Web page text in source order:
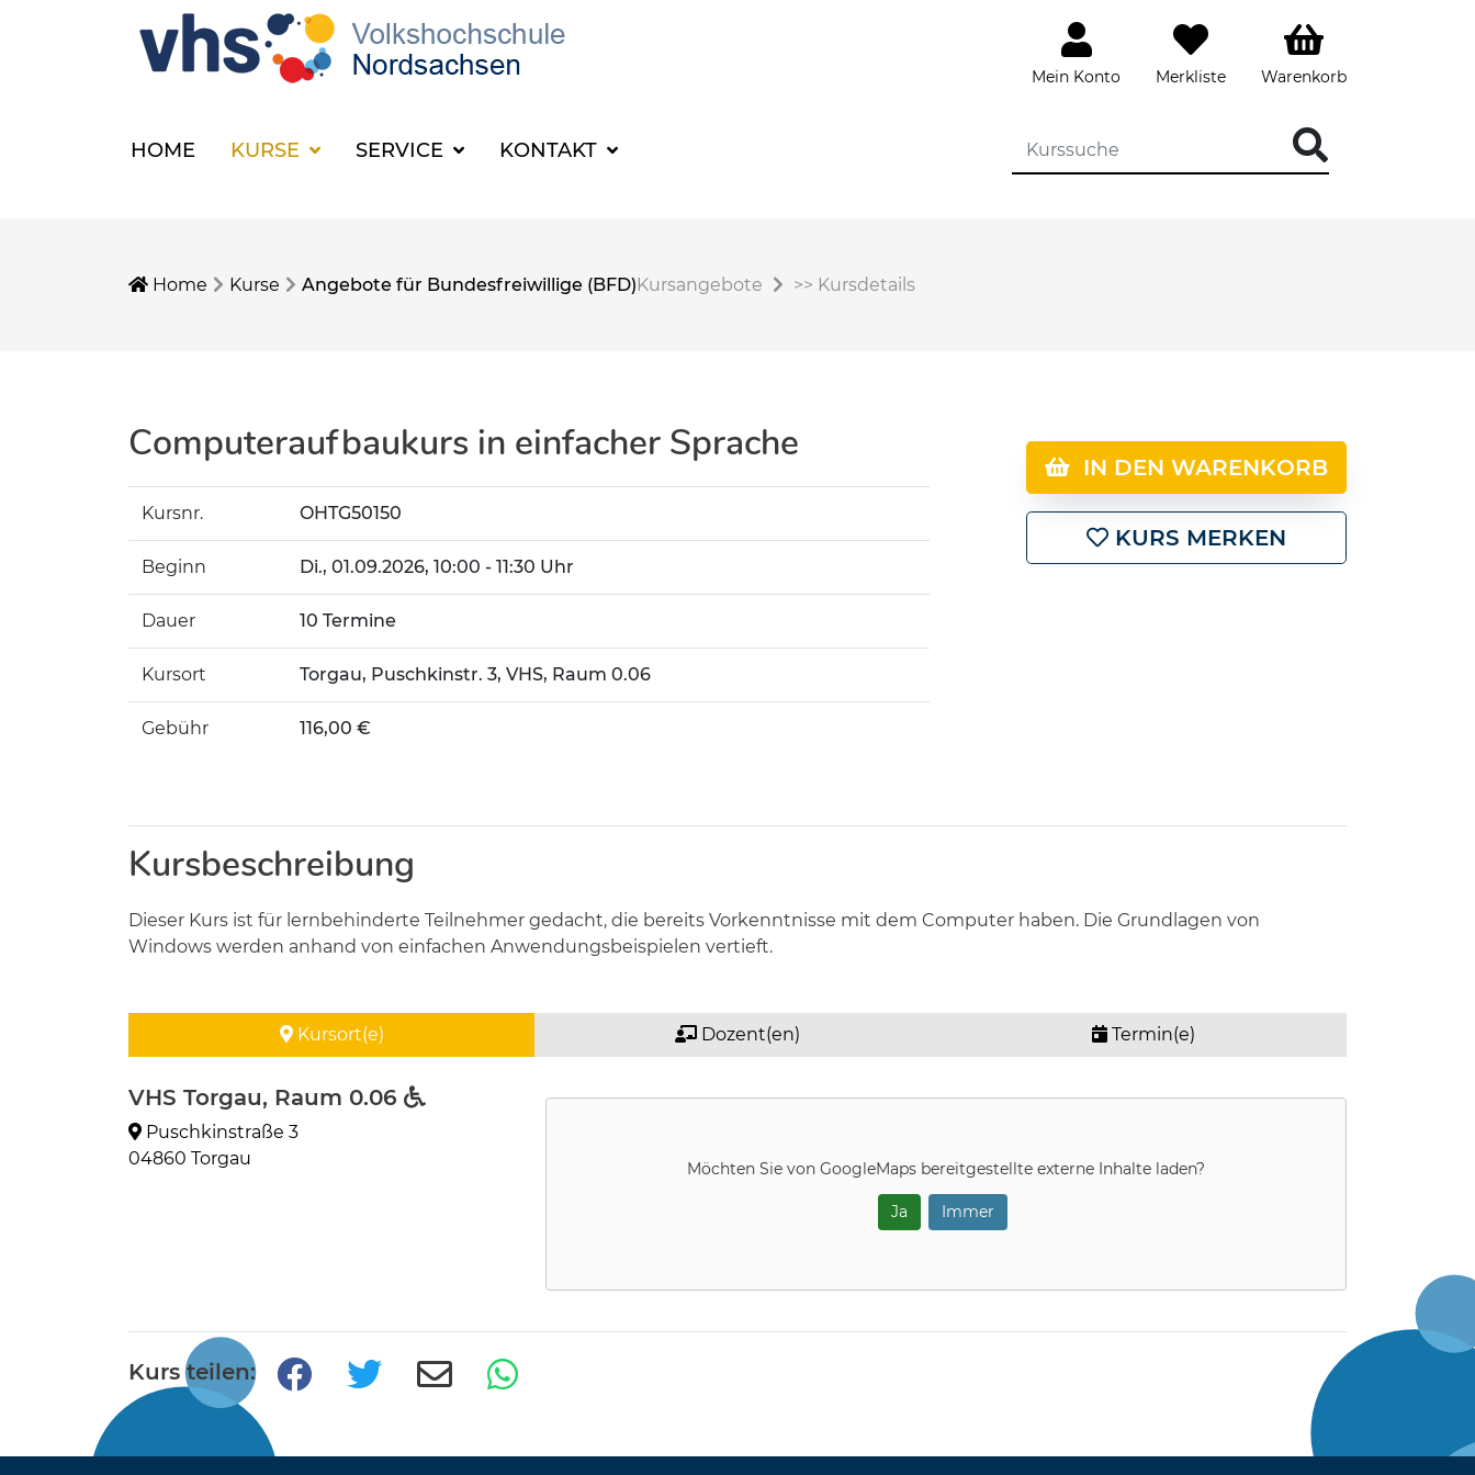
Mein Konto Merkliste Warenkorb
HOME KURSE SERVICE KONTAKT
Home Kurse Angebote für Bundesfreiwillige (BFD)Kursangebote >> Kursdetails
Computeraufbaukurs in einfacher Sprache
Kursnr. OHTG50150
Beginn Di., 01.09.2026, 10:00 - 11:30 Uhr
Dauer 10 Termine
Kursort Torgau, Puschkinstr. 3, VHS, Raum 0.06
Gebühr 116,00 €
IN DEN WARENKORB
KURS MERKEN
Kursbeschreibung
Dieser Kurs ist für lernbehinderte Teilnehmer gedacht, die bereits Vorkenntnisse mit dem Computer haben. Die Grundlagen von
Windows werden anhand von einfachen Anwendungsbeispielen vertieft.
Kursort(e) Dozent(en) Termin(e)
VHS Torgau, Raum 0.06
Puschkinstraße 3
04860 Torgau
Möchten Sie von GoogleMaps bereitgestellte externe Inhalte laden?
Ja Immer
Kurs teilen: